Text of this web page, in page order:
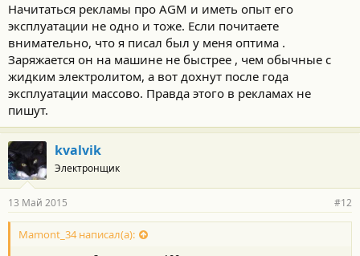
Начитаться рекламы про AGM и иметь опыт его
эксплуатации не одно и тоже. Если почитаете
внимательно, что я писал был у меня оптима .
Заряжается он на машине не быстрее , чем обычные с
жидким электролитом, а вот дохнут после года
эксплуатации массово. Правда этого в рекламах не
пишут.
kvalvik
Электронщик
13 Май 2015 #12
Mamont_34 написал(а):